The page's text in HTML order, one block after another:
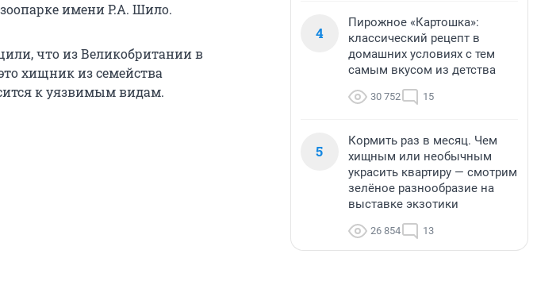
имени Р.А. Шило.
что из Великобритании в
хищник из семейства
к уязвимым видам.
4
Пирожное «Картошка»:
классический рецепт в
домашних условиях с тем
самым вкусом из детства
30 752 15
5
Кормить раз в месяц. Чем
хищным или необычным
украсить квартиру — смотрим
зелёное разнообразие на
выставке экзотики
26 854 13